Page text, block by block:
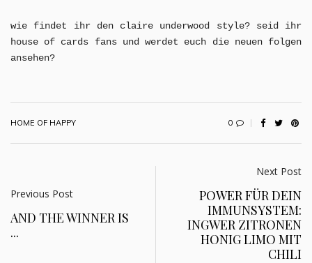
wie findet ihr den claire underwood style? seid ihr
house of cards fans und werdet euch die neuen folgen
ansehen?
HOME OF HAPPY 0
Previous Post
AND THE WINNER IS
...
Next Post
POWER FÜR DEIN
IMMUNSYSTEM:
INGWER ZITRONEN
HONIG LIMO MIT
CHILI